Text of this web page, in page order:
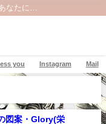
なたに…
you Instagram Mail
図案・Glory(栄